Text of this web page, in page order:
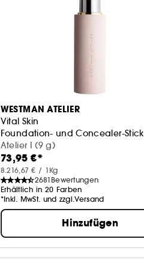
WESTMAN ATELIER
Vital Skin
Foundation- und Concealer-Stick
Atelier I (9 g)
73,95 €*
8.216,67 € / 1Kg
2681 Bewertungen
Erhältlich in 20 Farben
*Inkl. MwSt. und zzgl.Versand
Hinzufügen